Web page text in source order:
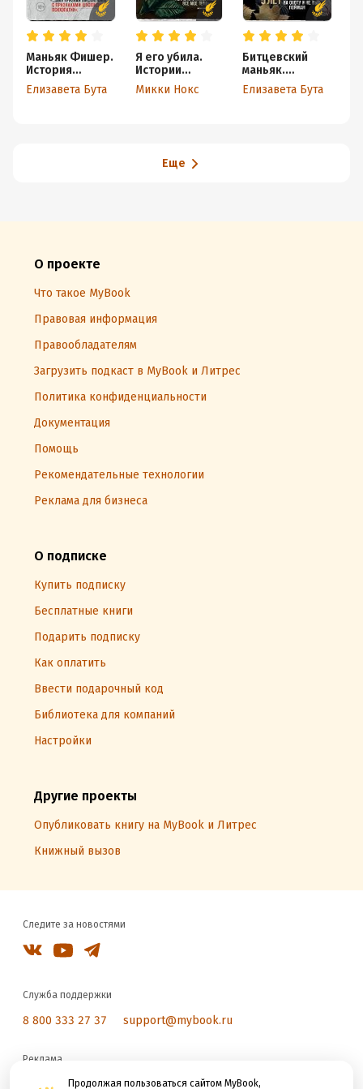
Продолжая пользоваться сайтом MyBook,
Маньяк Фишер.
История
последнего
расстрелянног
Елизавета Бута
Я его убила.
Истории
женщин-
серийных
Микки Нокс
Битцевский
маньяк.
Шахматист с
молотком
Елизавета Бута
Еще
О проекте
Что такое MyBook
Правовая информация
Правообладателям
Загрузить подкаст в MyBook и Литрес
Политика конфиденциальности
Документация
Помощь
Рекомендательные технологии
Реклама для бизнеса
О подписке
Купить подписку
Бесплатные книги
Подарить подписку
Как оплатить
Ввести подарочный код
Библиотека для компаний
Настройки
Другие проекты
Опубликовать книгу на MyBook и Литрес
Книжный вызов
Следите за новостями
Служба поддержки
8 800 333 27 37 support@mybook.ru
Реклама
reklama@litres.ru